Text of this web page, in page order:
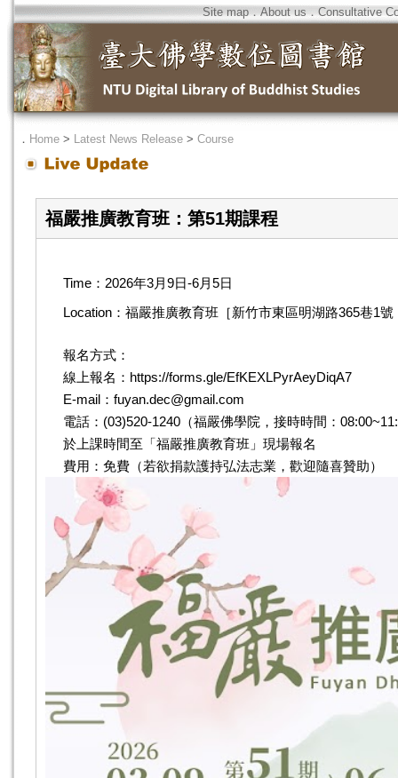
Site map．About us．Consultative
． Home > Latest News Release > Course
福嚴推廣教育班：第51期課程
Time：2026年3月9日-6月5日
Location：福嚴推廣教育班［新竹市東區明湖路365巷1號
報名方式：
線上報名：https://forms.gle/EfKEXLPyrAeyDiqA7
E-mail：fuyan.dec@gmail.com
電話：(03)520-1240（福嚴佛學院，接時時間：
於上課時間至「福嚴推廣教育班」現場報名
費用：免費（若欲捐款護持弘法志業，歡迎隨喜贊助）